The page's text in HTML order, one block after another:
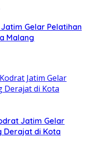
Gelar Pelatihan
Malang
Jatim Gelar
Derajat di Kota